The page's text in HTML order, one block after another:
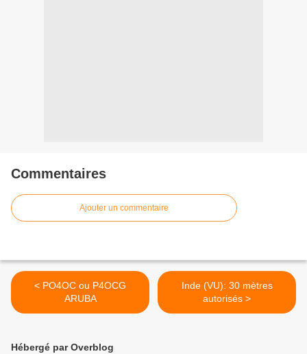
Commentaires
Ajouter un commentaire
< PO4OC ou P4OCG
ARUBA
Inde (VU): 30 mètres
autorisés >
Hébergé par Overblog